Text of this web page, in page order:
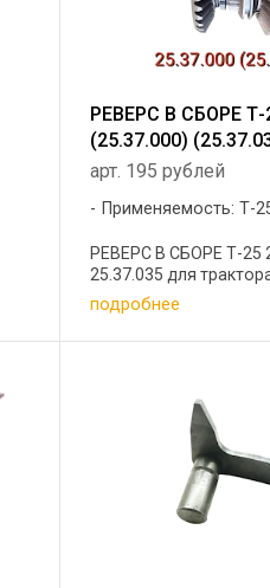
РЕВЕРС В СБОРЕ Т-
(25.37.000)
арт. 195 рублей
Применяемость: Т-
РЕВЕРС В СБОРЕ Т-25
25.37.035 для трактора
подробнее